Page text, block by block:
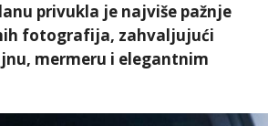
privukla je najviše pažnje
fotografija, zahvaljujući
mermeru i elegantnim